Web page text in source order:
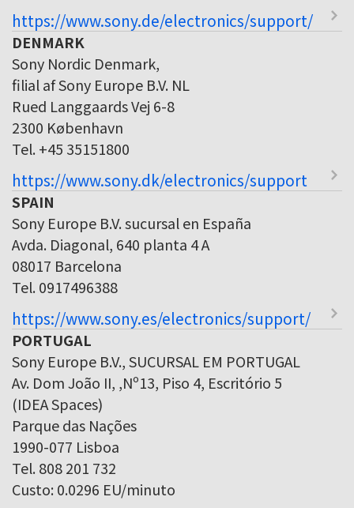
https://www.sony.de/electronics/support/
DENMARK
Sony Nordic Denmark,
filial af Sony Europe B.V. NL
Rued Langgaards Vej 6-8
2300 København
Tel. +45 35151800
https://www.sony.dk/electronics/support
SPAIN
Sony Europe B.V. sucursal en España
Avda. Diagonal, 640 planta 4 A
08017 Barcelona
Tel. 0917496388
https://www.sony.es/electronics/support/
PORTUGAL
Sony Europe B.V., SUCURSAL EM PORTUGAL
Av. Dom João II, ,Nº13, Piso 4, Escritório 5
(IDEA Spaces)
Parque das Nações
1990-077 Lisboa
Tel. 808 201 732
Custo: 0.0296 EU/minuto